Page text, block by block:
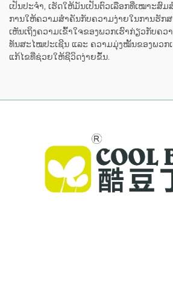
ເປັນປະຈຳ, ເຮັດໃຫ້ມັນເປັນຕົວເລືອກທີ່ເໝາະສົ
ການໃຫ້ຄວາມສຳຄັນກັບຄວາມງ່າຍໃນການຮັກ
ເຫັນເຖິງຄວາມເຂົ້າໃຈຂອງພວກເຮົາກ່ຽວກັບຄ
ທັນສະໄໝປະເຊີນ ແລະ ຄວາມມຸ່ງໝັ້ນຂອງພວກ
ແກ້ໄຂທີ່ຊ່ວຍໃຫ້ຊີວິດງ່າຍຂຶ້ນ.